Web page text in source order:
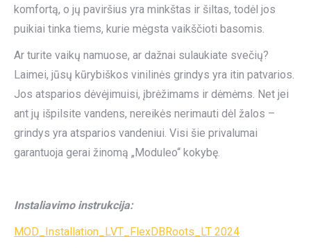
komfortą, o jų paviršius yra minkštas ir šiltas, todėl jos
puikiai tinka tiems, kurie mėgsta vaikščioti basomis.
Ar turite vaikų namuose, ar dažnai sulaukiate svečių?
Laimei, jūsų kūrybiškos vinilinės grindys yra itin patvarios.
Jos atsparios dėvėjimuisi, įbrėžimams ir dėmėms. Net jei
ant jų išpilsite vandens, nereikės nerimauti dėl žalos –
grindys yra atsparios vandeniui. Visi šie privalumai
garantuoja gerai žinomą „Moduleo“ kokybę.
Instaliavimo instrukcija:
MOD_Installation_LVT_FlexDBRoots_LT 2024